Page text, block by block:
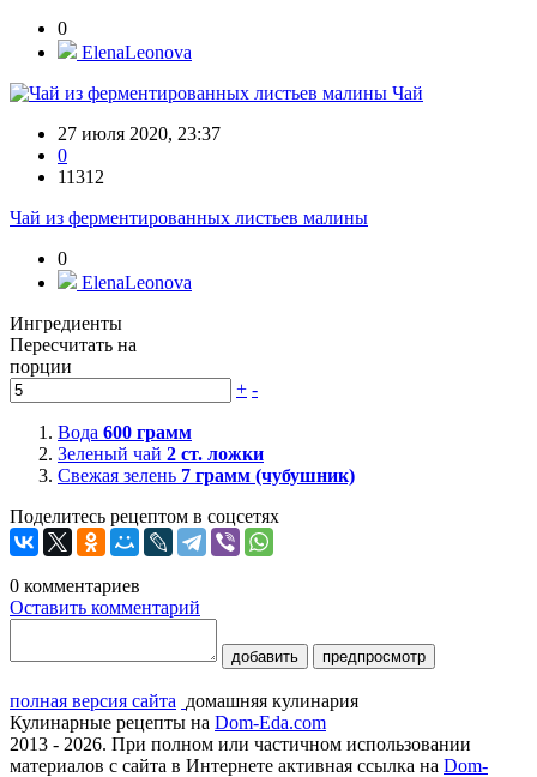
0
ElenaLeonova
Чай
27 июля 2020, 23:37
0
11312
Чай из ферментированных листьев малины
0
ElenaLeonova
Ингредиенты
Пересчитать на
порции
+ -
Вода 600 грамм
Зеленый чай 2 ст. ложки
Свежая зелень 7 грамм (чубушник)
Поделитесь рецептом в соцсетях
0 комментариев
Оставить комментарий
добавить предпросмотр
полная версия сайта домашняя кулинария
Кулинарные рецепты на Dom-Eda.com
2013 - 2026. При полном или частичном использовании
материалов с сайта в Интернете активная ссылка на Dom-